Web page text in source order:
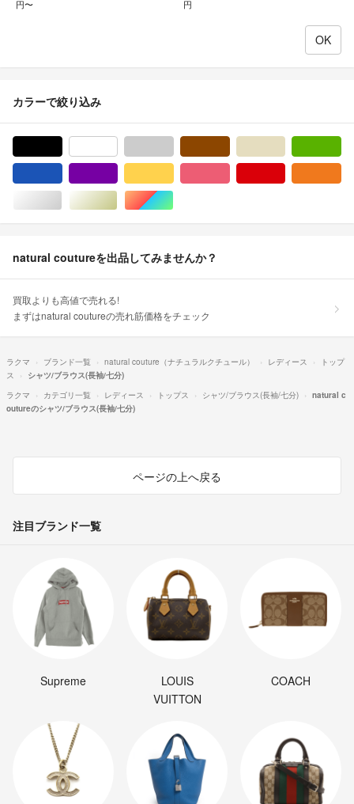
円〜 円
カラーで絞り込み
シルバー/銀色系ゴールド/金色系マルチカラー
natural coutureを出品してみませんか？
買取よりも高値で売れる!
まずはnatural coutureの売れ筋価格をチェック
ラクマ ブランド一覧 natural couture（ナチュラルクチュール） レディース
トップ
ス
シャツ/ブラウス(長袖/七分)
ラクマ
カテゴリ一覧 レディース トップス シャツ/ブラウス(長袖/七分)
natural c
outureのシャツ/ブラウス(長袖/七分)
ページの上へ戻る
注目ブランド一覧
Supreme
LOUIS
VUITTON
COACH